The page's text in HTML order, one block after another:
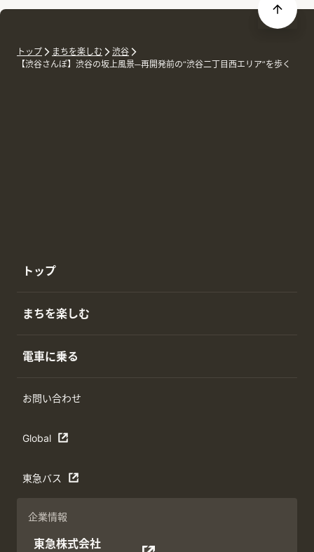
トップ まちを楽しむ
渋谷
【渋谷さんぽ】渋谷の坂上風景─再開発前の“渋谷二丁目西エリア”を歩く
トップ
まちを楽しむ
電車に乗る
お問い合わせ
Global
東急バス
企業情報
東急株式会社